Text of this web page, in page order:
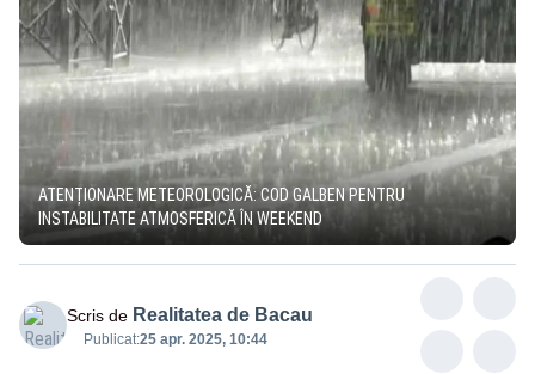
ATENȚIONARE METEOROLOGICĂ: COD GALBEN PENTRU
INSTABILITATE ATMOSFERICĂ ÎN WEEKEND
Scris de Realitatea de Bacau
Publicat:25 apr. 2025, 10:44